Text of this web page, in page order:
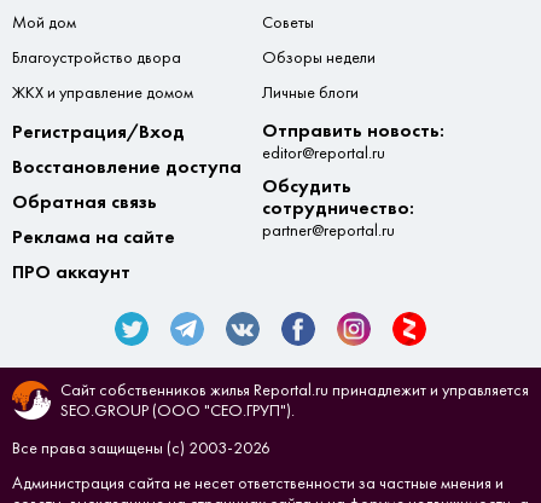
Мой дом
Благоустройство двора
ЖКХ и управление домом
Советы
Обзоры недели
Личные блоги
Регистрация/Вход
Восстановление доступа
Обратная связь
Реклама на сайте
ПРО аккаунт
Отправить новость:
editor@reportal.ru
Обсудить
сотрудничество:
partner@reportal.ru
Сайт собственников жилья Reportal.ru принадлежит и управляется
SEO.GROUP (ООО "СЕО.ГРУП").
Все права защищены (с) 2003-2026
Администрация сайта не несет ответственности за частные мнения и